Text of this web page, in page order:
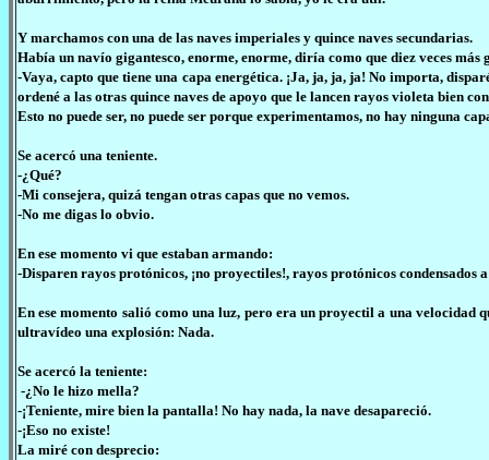
Y marchamos con una de las naves imperiales y quince naves secundarias.
Había un navío gigantesco, enorme, enorme, diría como que diez veces
-Vaya, capto que tiene una capa energética. ¡Ja, ja, ja, ja! No importa,
ordené a las otras quince naves de apoyo que le lancen rayos violeta bien
Esto no puede ser, no puede ser porque experimentamos, no hay ninguna
Se acercó una teniente.
-¿Qué?
-Mi consejera, quizá tengan otras capas que no vemos.
-No me digas lo obvio.
En ese momento vi que estaban armando:
-Disparen rayos protónicos, ¡no proyectiles!, rayos protónicos condensados
En ese momento salió como una luz, pero era un proyectil a una velocidad
ultravídeo una explosión: Nada.
Se acercó la teniente:
-¿No le hizo mella?
-¡Teniente, mire bien la pantalla! No hay nada, la nave desapareció.
-¡Eso no existe!
La miré con desprecio: